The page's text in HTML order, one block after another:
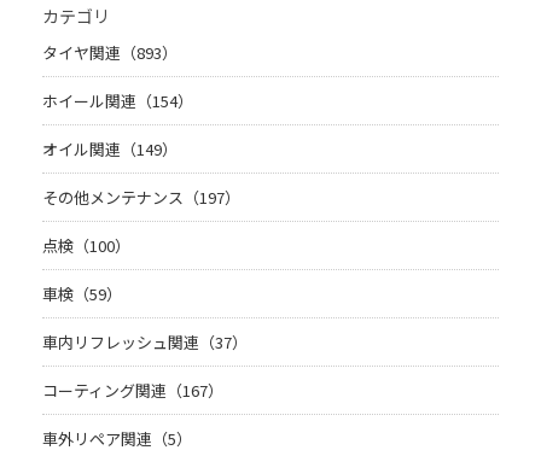
カテゴリ
タイヤ関連（893）
ホイール関連（154）
オイル関連（149）
その他メンテナンス（197）
点検（100）
車検（59）
車内リフレッシュ関連（37）
コーティング関連（167）
車外リペア関連（5）